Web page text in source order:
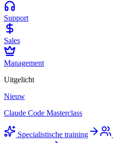
Support
Sales
Management
Uitgelicht
Nieuw
Claude Code Masterclass
Specialistische training